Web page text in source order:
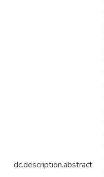
dc.description.abstract